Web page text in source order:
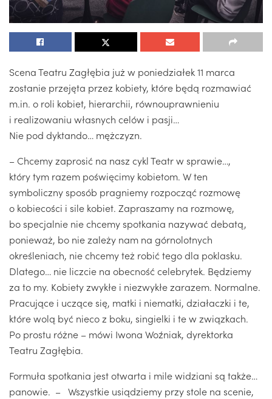
Scena Teatru Zagłębia już w poniedziałek 11 marca
zostanie przejęta przez kobiety, które będą rozmawiać
m.in. o roli kobiet, hierarchii, równouprawnieniu
i realizowaniu własnych celów i pasji…
Nie pod dyktando… mężczyzn.
– Chcemy zaprosić na nasz cykl Teatr w sprawie…,
który tym razem poświęcimy kobietom. W ten
symboliczny sposób pragniemy rozpocząć rozmowę
o kobiecości i sile kobiet. Zapraszamy na rozmowę,
bo specjalnie nie chcemy spotkania nazywać debatą,
ponieważ, bo nie zależy nam na górnolotnych
określeniach, nie chcemy też robić tego dla poklasku.
Dlatego… nie liczcie na obecność celebrytek. Będziemy
za to my. Kobiety zwykłe i niezwykłe zarazem. Normalne.
Pracujące i uczące się, matki i niematki, działaczki i te,
które wolą być nieco z boku, singielki i te w związkach.
Po prostu różne – mówi Iwona Woźniak, dyrektorka
Teatru Zagłębia.
Formuła spotkania jest otwarta i mile widziani są także…
panowie. – Wszystkie usiądziemy przy stole na scenie,